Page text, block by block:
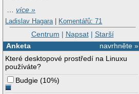
…více »
Ladislav Hagara | Komentářů: 71
Centrum | Napsat| Starší
navrhněte »
Anketa
Které desktopové prostředí na Linuxu
používáte?
Budgie (10%)